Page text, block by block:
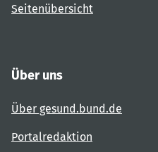
Seitenübersicht
Über uns
Über gesund.bund.de
Portalredaktion